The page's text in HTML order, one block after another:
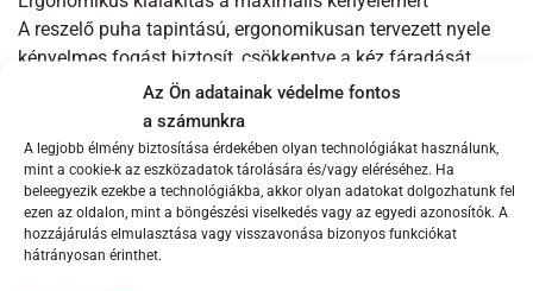
Az Ön adatainak védelme fontos
a számunkra
A legjobb élmény biztosítása érdekében olyan technológiákat használunk,
mint a cookie-k az eszközadatok tárolására és/vagy eléréséhez. Ha
beleegyezik ezekbe a technológiákba, akkor olyan adatokat dolgozhatunk fel
ezen az oldalon, mint a böngészési viselkedés vagy az egyedi azonosítók. A
hozzájárulás elmulasztása vagy visszavonása bizonyos funkciókat
hátrányosan érinthet.
A reszelő puha tapintású, ergonomikusan tervezett nyele
kényelmes fogást biztosít, csökkentve a kéz fáradását
hosszabb használat során is. A csúszásmentes gumi
végek pedig stabilitást nyújtanak, megóvva a munkaasztalt
a karcolódástól és biztosítva a biztonságos használatot.
Sokoldalú felhasználás
A Microplane Premium Classic Zester ideális eszköz a
citrusfélék héjának finom reszeléséhez, lehetővé téve az
ételek és italok ízének fokozását friss, aromás citruszest